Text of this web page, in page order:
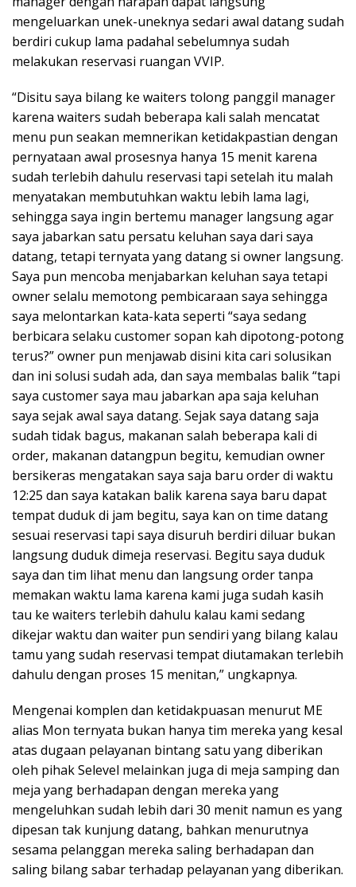
mengeluarkan unek-uneknya sedari awal datang sudah
berdiri cukup lama padahal sebelumnya sudah
melakukan reservasi ruangan VVIP.
“Disitu saya bilang ke waiters tolong panggil manager
karena waiters sudah beberapa kali salah mencatat
menu pun seakan memnerikan ketidakpastian dengan
pernyataan awal prosesnya hanya 15 menit karena
sudah terlebih dahulu reservasi tapi setelah itu malah
menyatakan membutuhkan waktu lebih lama lagi,
sehingga saya ingin bertemu manager langsung agar
saya jabarkan satu persatu keluhan saya dari saya
datang, tetapi ternyata yang datang si owner langsung.
Saya pun mencoba menjabarkan keluhan saya tetapi
owner selalu memotong pembicaraan saya sehingga
saya melontarkan kata-kata seperti “saya sedang
berbicara selaku customer sopan kah dipotong-potong
terus?” owner pun menjawab disini kita cari solusikan
dan ini solusi sudah ada, dan saya membalas balik “tapi
saya customer saya mau jabarkan apa saja keluhan
saya sejak awal saya datang. Sejak saya datang saja
sudah tidak bagus, makanan salah beberapa kali di
order, makanan datangpun begitu, kemudian owner
bersikeras mengatakan saya saja baru order di waktu
12:25 dan saya katakan balik karena saya baru dapat
tempat duduk di jam begitu, saya kan on time datang
sesuai reservasi tapi saya disuruh berdiri diluar bukan
langsung duduk dimeja reservasi. Begitu saya duduk
saya dan tim lihat menu dan langsung order tanpa
memakan waktu lama karena kami juga sudah kasih
tau ke waiters terlebih dahulu kalau kami sedang
dikejar waktu dan waiter pun sendiri yang bilang kalau
tamu yang sudah reservasi tempat diutamakan terlebih
dahulu dengan proses 15 menitan,” ungkapnya.
Mengenai komplen dan ketidakpuasan menurut ME
alias Mon ternyata bukan hanya tim mereka yang kesal
atas dugaan pelayanan bintang satu yang diberikan
oleh pihak Selevel melainkan juga di meja samping dan
meja yang berhadapan dengan mereka yang
mengeluhkan sudah lebih dari 30 menit namun es yang
dipesan tak kunjung datang, bahkan menurutnya
sesama pelanggan mereka saling berhadapan dan
saling bilang sabar terhadap pelayanan yang diberikan.